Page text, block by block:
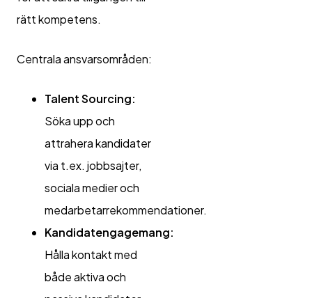
rätt kompetens.
Centrala ansvarsområden:
Talent Sourcing:
Söka upp och
attrahera kandidater
via t.ex. jobbsajter,
sociala medier och
medarbetarrekommendationer.
Kandidatengagemang:
Hålla kontakt med
både aktiva och